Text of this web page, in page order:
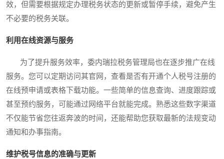
效，但需要根据规定办理税务状态的更新或暂停手续，避免产生
不必要的税务关联。
利用在线资源与服务
为了提升服务效率，委内瑞拉税务管理局也在逐步推广在线
服务。您可以定期访问其官网，查看是否有开通个人税号注册的
在线预申请或表格下载功能。一些简单的信息查询、进度跟踪或
甚至预约服务，可能通过网络平台就能完成。熟悉这些数字渠道
不仅能节省您往返奔波的时间，还能帮助您获取最新的法规变动
通知和办事指南。
维护税号信息的准确与更新